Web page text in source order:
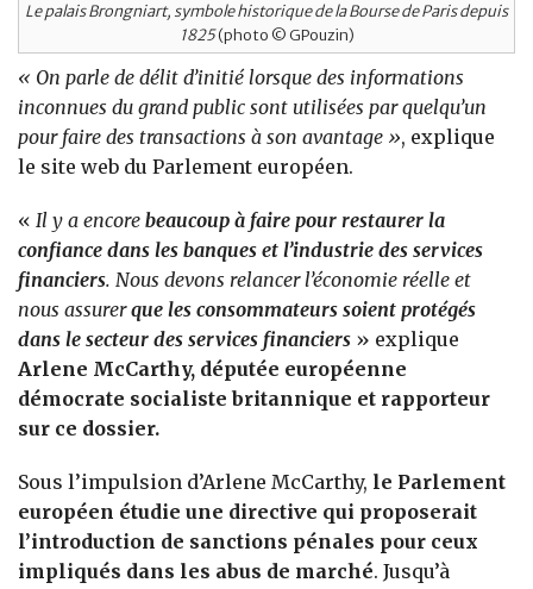
Le palais Brongniart, symbole historique de la Bourse de Paris depuis
1825(photo © GPouzin)
« On parle de délit d’initié lorsque des informations
inconnues du grand public sont utilisées par quelqu’un
pour faire des transactions à son avantage », explique
le site web du Parlement européen.
« Il y a encore beaucoup à faire pour restaurer la
confiance dans les banques et l’industrie des services
financiers. Nous devons relancer l’économie réelle et
nous assurerque les consommateurs soient protégés
dans le secteur des services financiers » explique
Arlene McCarthy, députée européenne
démocrate socialiste britannique et rapporteur
sur ce dossier.
Sous l’impulsion d’Arlene McCarthy, le Parlement
européen étudie une directive qui proposerait
l’introduction de sanctions pénales pour ceux
impliqués dans les abus de marché. Jusqu’à